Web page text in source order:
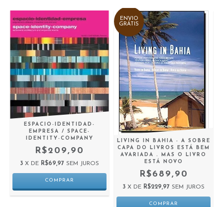
ESPACIO-IDENTIDAD-
EMPRESA / SPACE-
IDENTITY-COMPANY
R$209,90
3 X DE R$69,97 SEM JUROS
ENVIO
GRÁTIS
LIVING IN BAHIA - A SOBRE
CAPA DO LIVROS ESTÁ BEM
AVARIADA . MAS O LIVRO
ESTÁ NOVO
R$689,90
3 X DE R$229,97 SEM JUROS